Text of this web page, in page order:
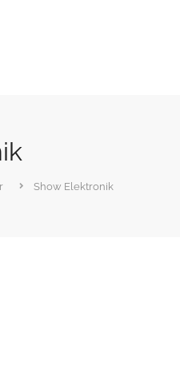
Show Elektronik